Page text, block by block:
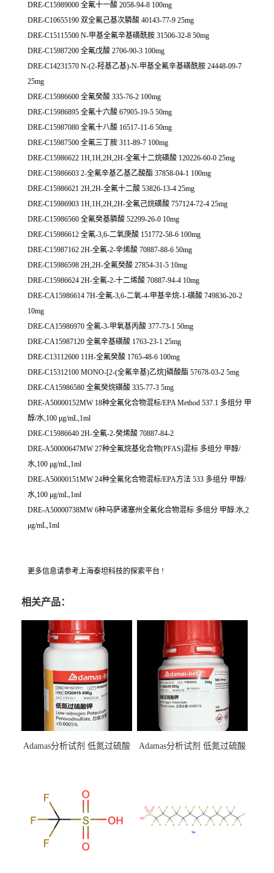
DRE-C15989000 全氟十一酸 2058-94-8 100mg
DRE-C10655190 双全氟己基次膦酸 40143-77-9 25mg
DRE-C15115500 N-甲基全氟辛基磺酰胺 31506-32-8 50mg
DRE-C15987200 全氟戊酸 2706-90-3 100mg
DRE-C14231570 N-(2-羟基乙基)-N-甲基全氟辛基磺酰胺 24448-09-7
25mg
DRE-C15986600 全氟癸酸 335-76-2 100mg
DRE-C15986895 全氟十六酸 67905-19-5 50mg
DRE-C15987080 全氟十八酸 16517-11-6 50mg
DRE-C15987500 全氟三丁胺 311-89-7 100mg
DRE-C15986622 1H,1H,2H,2H-全氟十二烷磺酸 120226-60-0 25mg
DRE-C15986603 2-全氟辛基乙基乙酸酯 37858-04-1 100mg
DRE-C15986621 2H,2H-全氟十二酸 53826-13-4 25mg
DRE-C15986903 1H,1H,2H,2H-全氟己烷磺酸 757124-72-4 25mg
DRE-C15986560 全氟癸基膦酸 52299-26-0 10mg
DRE-C15986612 全氟-3,6-二氧庚酸 151772-58-6 100mg
DRE-C15987162 2H-全氟-2-辛烯酸 70887-88-6 50mg
DRE-C15986598 2H,2H-全氟癸酸 27854-31-5 10mg
DRE-C15986624 2H-全氟-2-十二烯酸 70887-94-4 10mg
DRE-CA15986614 7H-全氟-3,6-二氧-4-甲基辛烷-1-磺酸 749836-20-2
10mg
DRE-CA15986970 全氟-3-甲氧基丙酸 377-73-1 50mg
DRE-CA15987120 全氟辛基磺酸 1763-23-1 25mg
DRE-C13112600 11H-全氟癸酸 1765-48-6 100mg
DRE-C15312100 MONO-[2-(全氟辛基)乙烷]磷酸酯 57678-03-2 5mg
DRE-CA15986580 全氟癸烷磺酸 335-77-3 5mg
DRE-A50000152MW 18种全氟化合物混标/EPA Method 537.1 多组分 甲
醇/水,100 μg/mL,1ml
DRE-C15986640 2H-全氟-2-癸烯酸 70887-84-2
DRE-A50000647MW 27种全氟烷基化合物(PFAS)混标 多组分 甲醇/
水,100 μg/mL,1ml
DRE-A50000151MW 24种全氟化合物混标/EPA方法 533 多组分 甲醇/
水,100 μg/mL,1ml
DRE-A50000738MW 6种马萨诸塞州全氟化合物混标 多组分 甲醇:水,2
μg/mL,1ml
更多信息请参考上海泰坦科技的探索平台 !
相关产品：
Adamas分析试剂 低氮过硫酸
（泰坦现货供应）
Adamas分析试剂 低氮过硫酸